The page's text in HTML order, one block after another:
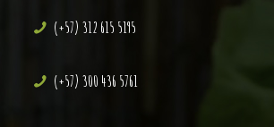
(+57) 312 615 5195
(+57) 300 436 5761